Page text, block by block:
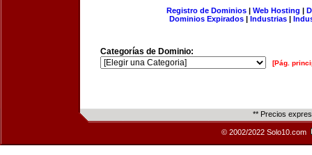
Registro de Dominios| Web Hosting |
Dominios Expirados | Industrias |
Categorías de Dominio:
[Pág.
** Precios
© 2002/2022 Solo10.com